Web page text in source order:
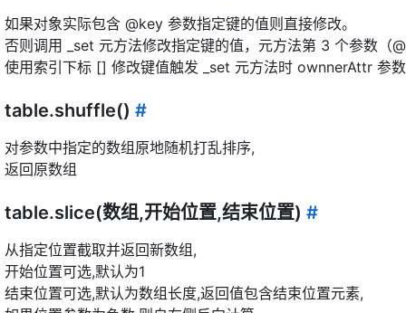
如果对象实际包含 @key 参数指定键的值则直接修改。
否则调用 _set 元方法修改指定键的值，元方法第 3 个参数（
使用索引下标 [] 修改键值触发 _set 元方法时 ownnerAttr 参
table.shuffle() #
对参数中指定的数组原地随机打乱排序,
返回原数组
table.slice(数组,开始位置,结束位置) #
从指定位置截取并返回新数组,
开始位置可选,默认为1
结束位置可选,默认为数组长度,返回值包含结束位置元素,